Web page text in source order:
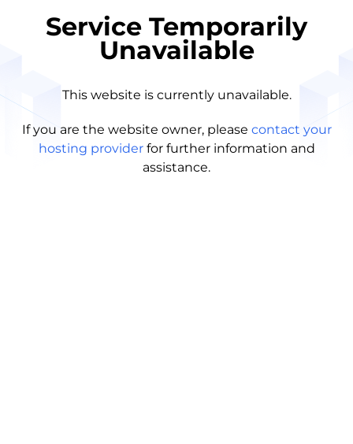
Service Temporarily
Unavailable
This website is currently unavailable.
If you are the website owner, please contact your
hosting provider for further information and
assistance.